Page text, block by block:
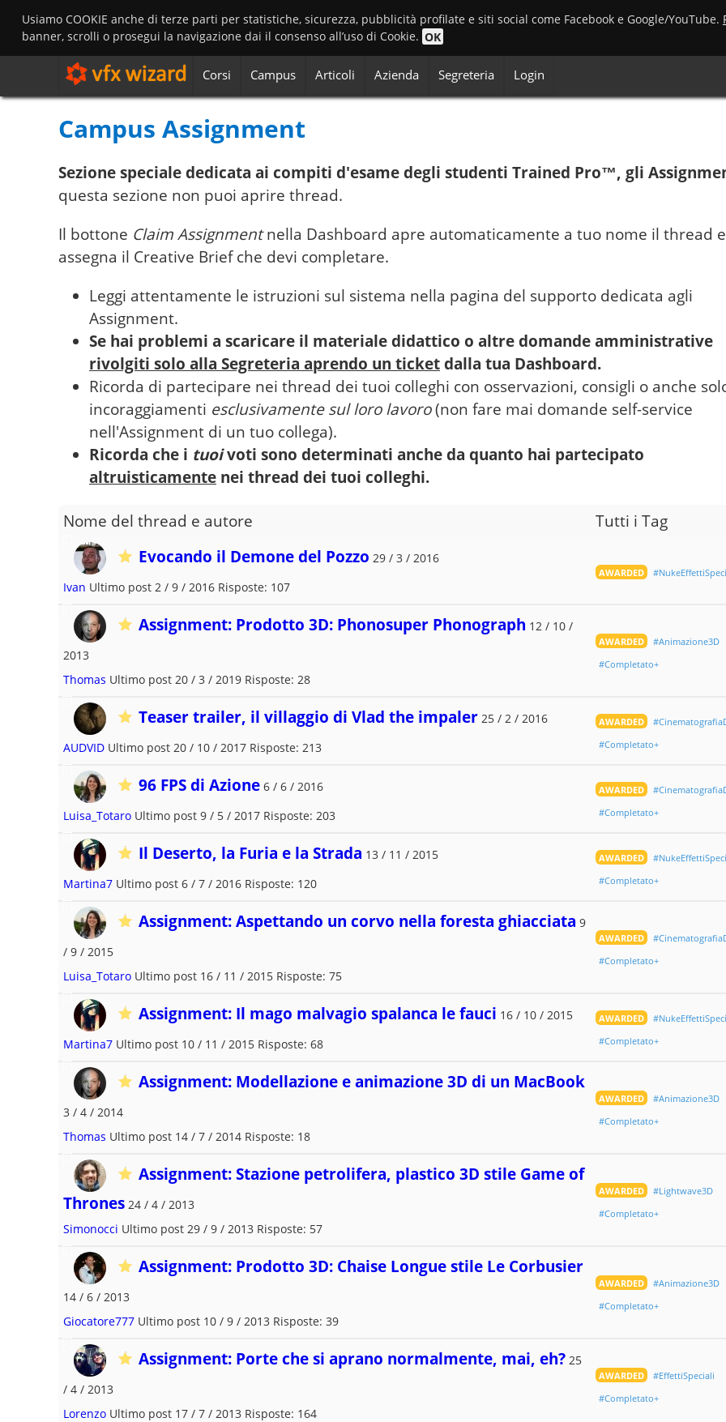
Usiamo COOKIE anche di terze parti per statistiche, sicurezza, pubblicità profilate e siti social come Facebook e Google/YouTube.
banner, scrolli o prosegui la navigazione dai il consenso all’uso di Cookie. OK
Corsi Campus Articoli Azienda Segreteria Login
Campus Assignment
Sezione speciale dedicata ai compiti d'esame degli studenti Trained Pro™, gli
questa sezione non puoi aprire thread.
Il bottone Claim Assignmentnella Dashboard apre automaticamente a tuo nome il thread
assegna il Creative Brief che devi completare.
Leggi attentamente le istruzioni sul sistema nella pagina del supporto dedicata agli
Assignment.
Se hai problemi a scaricare il materiale didattico o altre domande amministrative
rivolgiti solo alla Segreteria aprendo un ticketdalla tua Dashboard.
Ricorda di partecipare nei thread dei tuoi colleghi con osservazioni, consigli o anche
incoraggiamenti esclusivamente sul loro lavoro(non fare mai domande self-service
nell'Assignment di un tuo collega).
Ricorda che i tuoivoti sono determinati anche da quanto hai partecipato
altruisticamente nei thread dei tuoi colleghi.
Nome del thread e autore
Tutti i Tag
Evocando il Demone del Pozzo 29 / 3 / 2016
Ivan Ultimo post 2 / 9 / 2016 Risposte: 107
AWARDED
Assignment: Prodotto 3D: Phonosuper Phonograph 12 / 10 /
2013
Thomas Ultimo post 20 / 3 / 2019 Risposte: 28
AWARDED
#Animazione3D
#Completato+
Teaser trailer, il villaggio di Vlad the impaler 25 / 2 / 2016
AUDVID Ultimo post 20 / 10 / 2017 Risposte: 213
AWARDED
#Completato+
96 FPS di Azione 6 / 6 / 2016
Luisa_Totaro Ultimo post 9 / 5 / 2017 Risposte: 203
AWARDED
#Completato+
Il Deserto, la Furia e la Strada 13 / 11 / 2015
Martina7 Ultimo post 6 / 7 / 2016 Risposte: 120
AWARDED
#Completato+
Assignment: Aspettando un corvo nella foresta ghiacciata 9
/ 9 / 2015
Luisa_Totaro Ultimo post 16 / 11 / 2015 Risposte: 75
AWARDED
#Completato+
Assignment: Il mago malvagio spalanca le fauci 16 / 10 / 2015
Martina7 Ultimo post 10 / 11 / 2015 Risposte: 68
AWARDED
#Completato+
Assignment: Modellazione e animazione 3D di un MacBook
3 / 4 / 2014
Thomas Ultimo post 14 / 7 / 2014 Risposte: 18
AWARDED
#Animazione3D
#Completato+
Assignment: Stazione petrolifera, plastico 3D stile Game of
Thrones 24 / 4 / 2013
Simonocci Ultimo post 29 / 9 / 2013 Risposte: 57
AWARDED
#Lightwave3D
#Completato+
Assignment: Prodotto 3D: Chaise Longue stile Le Corbusier
14 / 6 / 2013
Giocatore777 Ultimo post 10 / 9 / 2013 Risposte: 39
AWARDED
#Animazione3D
#Completato+
Assignment: Porte che si aprano normalmente, mai, eh? 25
/ 4 / 2013
Lorenzo Ultimo post 17 / 7 / 2013 Risposte: 164
AWARDED
#EffettiSpeciali
#Completato+